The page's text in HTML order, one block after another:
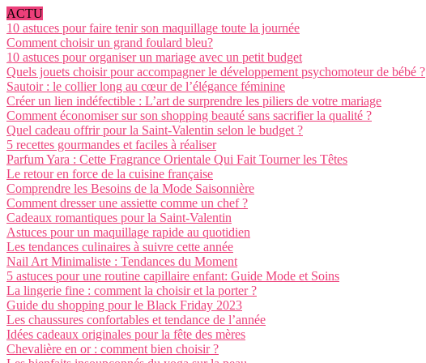
ACTU
10 astuces pour faire tenir son maquillage toute la journée
Comment choisir un grand foulard bleu?
10 astuces pour organiser un mariage avec un petit budget
Quels jouets choisir pour accompagner le développement psychomoteur de bébé ?
Sautoir : le collier long au cœur de l’élégance féminine
Créer un lien indéfectible : L’art de surprendre les piliers de votre mariage
Comment économiser sur son shopping beauté sans sacrifier la qualité ?
Quel cadeau offrir pour la Saint-Valentin selon le budget ?
5 recettes gourmandes et faciles à réaliser
Parfum Yara : Cette Fragrance Orientale Qui Fait Tourner les Têtes
Le retour en force de la cuisine française
Comprendre les Besoins de la Mode Saisonnière
Comment dresser une assiette comme un chef ?
Cadeaux romantiques pour la Saint-Valentin
Astuces pour un maquillage rapide au quotidien
Les tendances culinaires à suivre cette année
Nail Art Minimaliste : Tendances du Moment
5 astuces pour une routine capillaire enfant: Guide Mode et Soins
La lingerie fine : comment la choisir et la porter ?
Guide du shopping pour le Black Friday 2023
Les chaussures confortables et tendance de l’année
Idées cadeaux originales pour la fête des mères
Chevalière en or : comment bien choisir ?